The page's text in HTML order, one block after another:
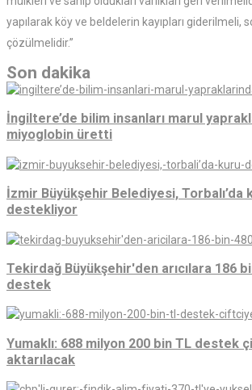
yapılarak köy ve beldelerin kayıpları giderilmeli,
çözülmelidir.”
Son dakika
İngiltere’de bilim insanları marul
miyoglobin üretti
İzmir Büyükşehir Belediyesi,
destekliyor
Tekirdağ Büyükşehir'den arıcılara 186
destek
Yumaklı: 688 milyon 200 bin TL destek
aktarılacak